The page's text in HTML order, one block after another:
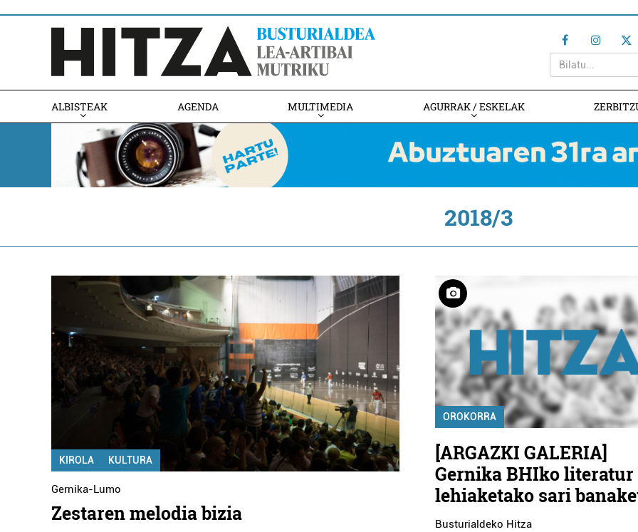
ALBISTEAK AGENDA MULTIMEDIA AGURRAK / ESKELAK
2018/3
KIROLA KULTURA
Gernika-Lumo
Zestaren melodia bizia
OROKORRA
[ARGAZKI GALERIA]
Gernika BHIko literatur
lehiaketako sari
Busturialdeko Hitza